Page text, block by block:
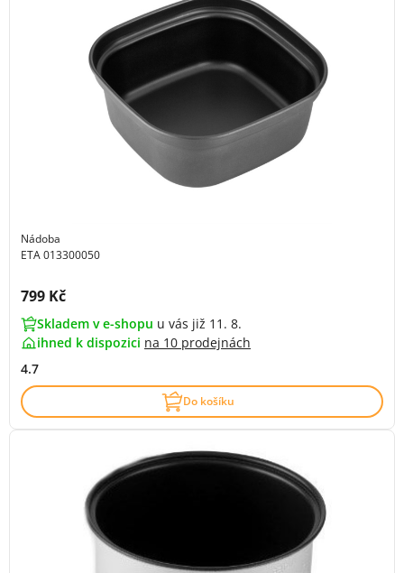
Nádoba
ETA 013300050
Cena s DPH:
799 Kč
Skladem v e-shopu u vás již 11. 8.
ihned k dispozici na 10 prodejnách
4.7
Do košíku